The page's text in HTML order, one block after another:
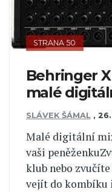
STRANA 50
Behringer X
malé
SLÁVEK ŠÁMAL ,
Malé digitální
vaši
klub nebo zvučíte
vejít do kombíku